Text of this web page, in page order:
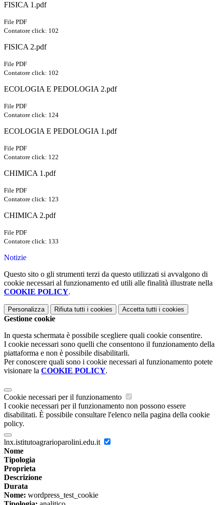
FISICA 1.pdf
File PDF
Contatore click: 102
FISICA 2.pdf
File PDF
Contatore click: 102
ECOLOGIA E PEDOLOGIA 2.pdf
File PDF
Contatore click: 124
ECOLOGIA E PEDOLOGIA 1.pdf
File PDF
Contatore click: 122
CHIMICA 1.pdf
File PDF
Contatore click: 123
CHIMICA 2.pdf
File PDF
Contatore click: 133
Notizie
Questo sito o gli strumenti terzi da questo utilizzati si avvalgono di
cookie necessari al funzionamento ed utili alle finalità illustrate nella
COOKIE POLICY.
Personalizza Rifiuta tutti i cookies Accetta tutti i cookies
Gestione cookie
In questa schermata è possibile scegliere quali cookie consentire.
I cookie necessari sono quelli che consentono il funzionamento della
piattaforma e non è possibile disabilitarli.
Per conoscere quali sono i cookie necessari al funzionamento potete
visionare la COOKIE POLICY.
Cookie necessari per il funzionamento
I cookie necessari per il funzionamento non possono essere
disabilitati. È possibile consultare l'elenco nella pagina della cookie
policy.
lnx.istitutoagrarioparolini.edu.it
Nome
Tipologia
Proprieta
Descrizione
Durata
Nome: wordpress_test_cookie